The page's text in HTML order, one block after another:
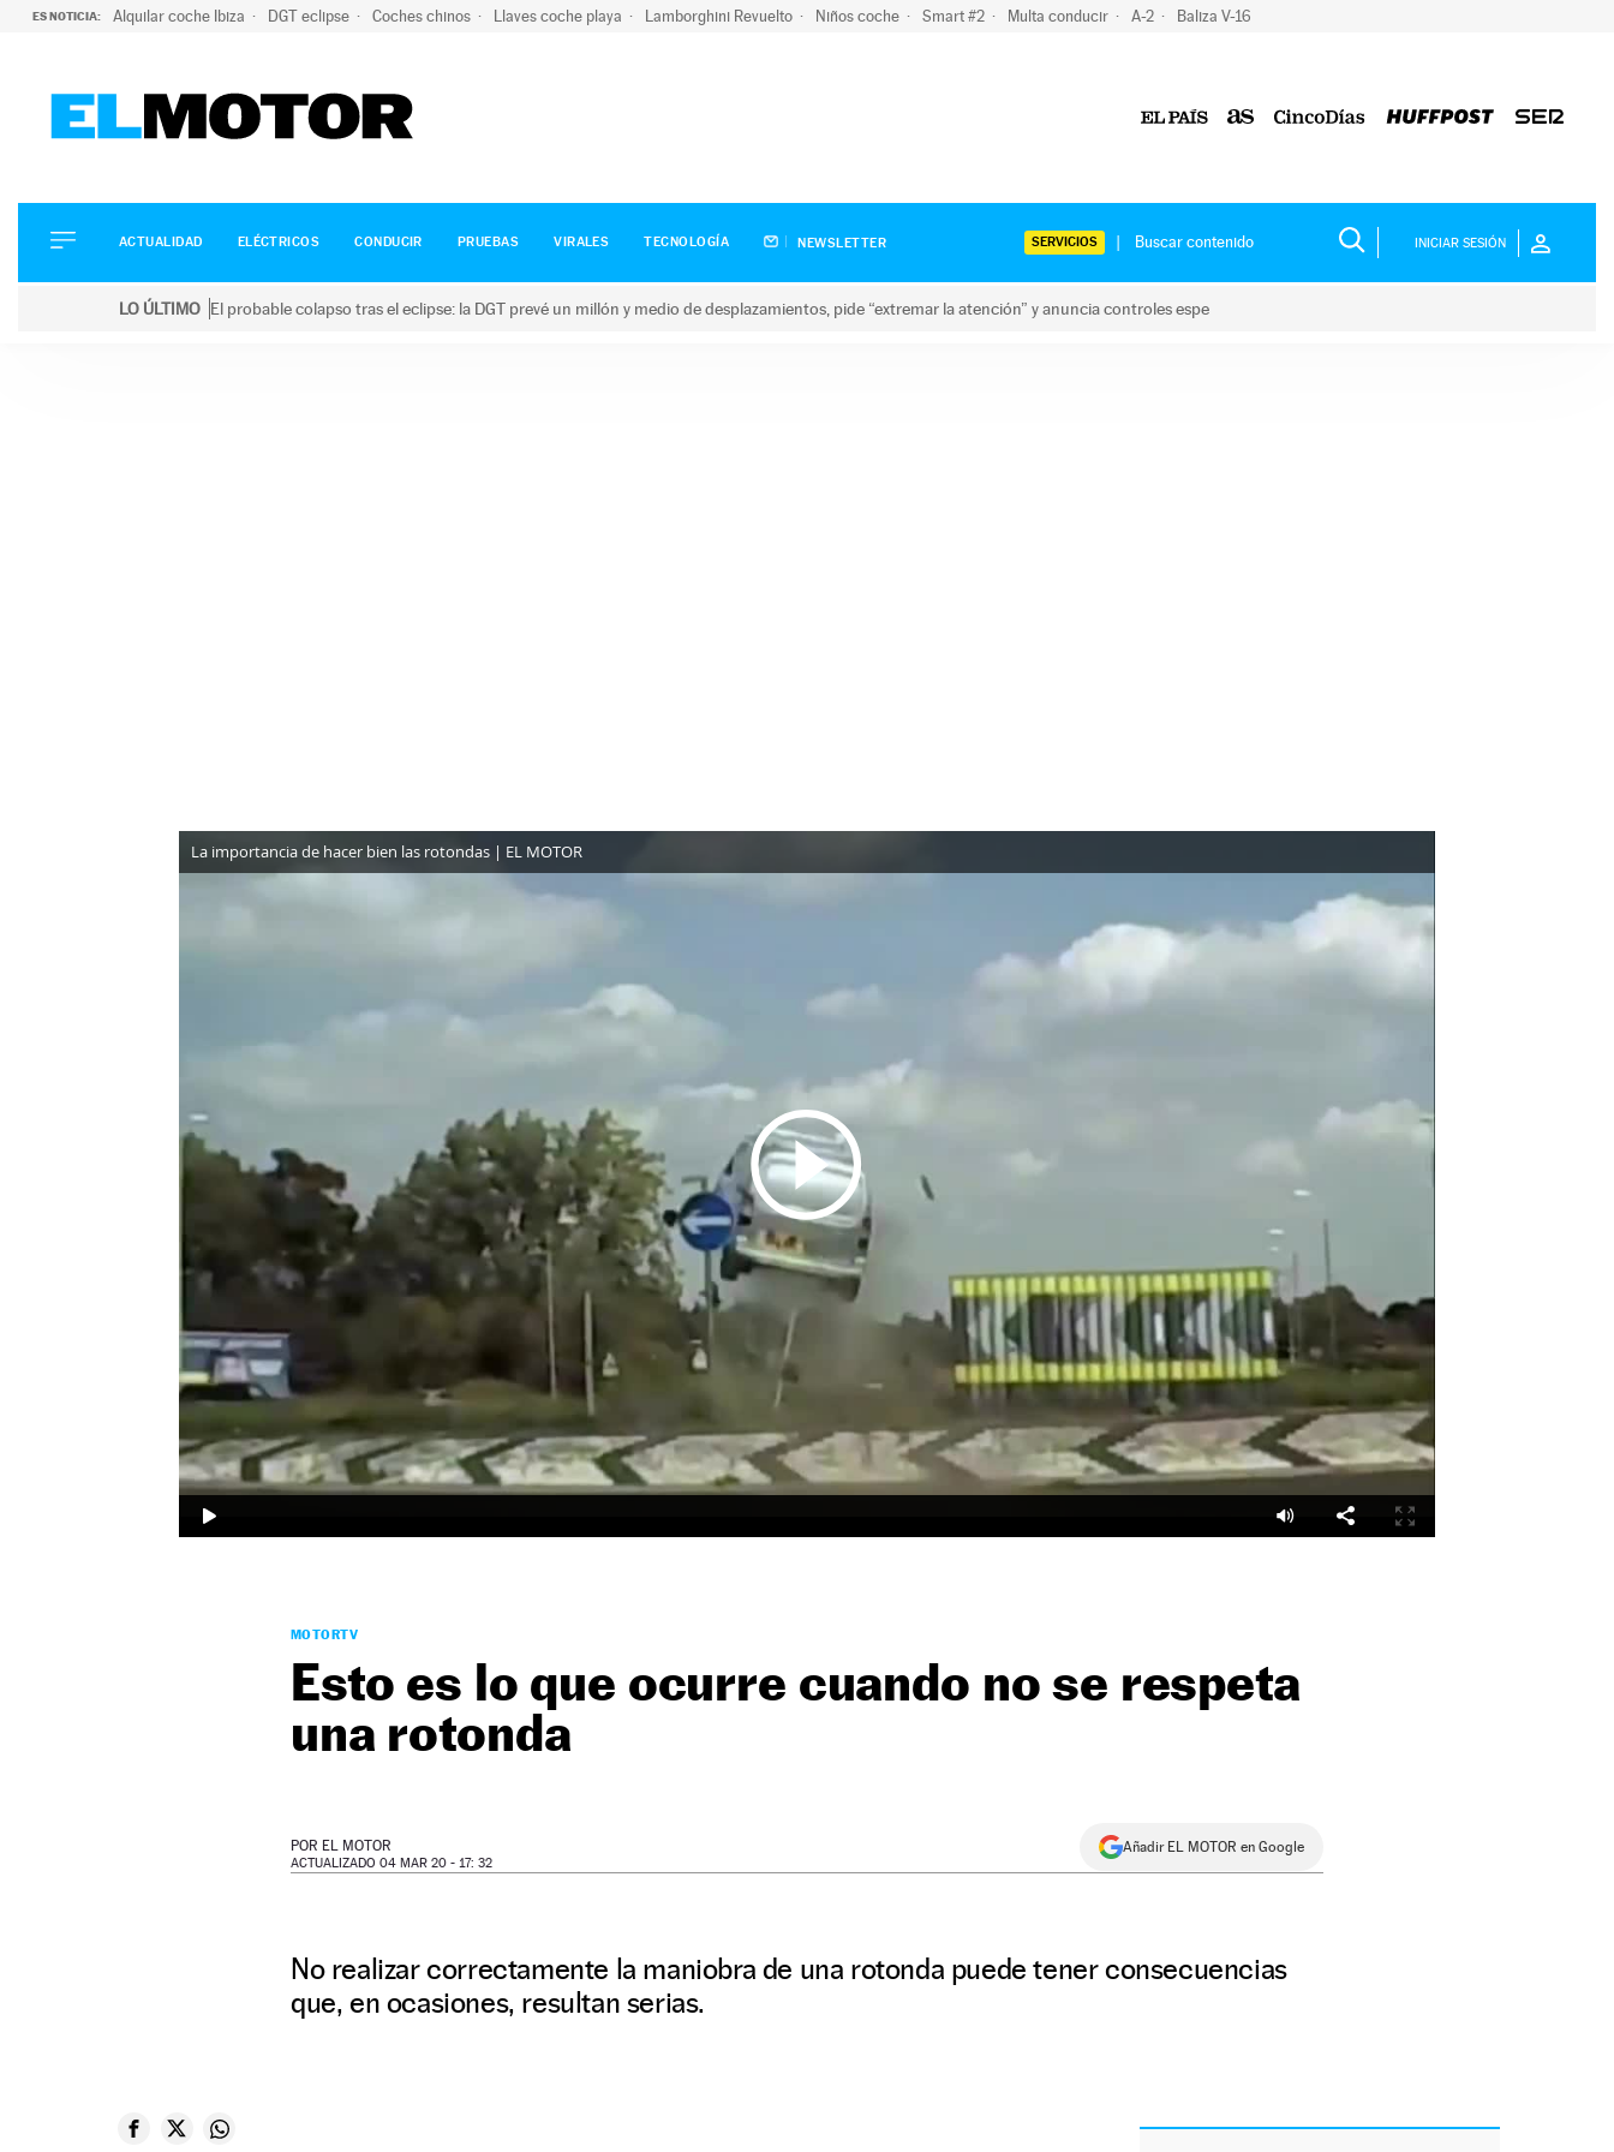
ES NOTICIA: Alquilar coche Ibiza DGT eclipse Coches chinos Llaves coche playa Lamborghini Revuelto Niños coche Smart #2 Multa conducir A-2 Baliza V-16
ELÉCTRICOS
CONDUCIR
ACTUALIDAD ELÉCTRICOS CONDUCIR PRUEBAS VIRALES TECNOLOGÍA NEWSLETTER SERVICIOS INICIAR SESIÓN
LO ÚLTIMO El probable colapso tras el eclipse: la DGT prevé un millón y medio de desplazamientos, pide “extremar la atención” y anuncia controles espe
La importancia de hacer bien las rotondas | EL MOTOR
MOTORTV
Esto es lo que ocurre cuando no se respeta
una rotonda
POR EL MOTOR
ACTUALIZADO 04 MAR 20 - 17: 32
Añadir EL MOTOR en Google
No realizar correctamente la maniobra de una rotonda puede tener consecuencias
que, en ocasiones, resultan serias.